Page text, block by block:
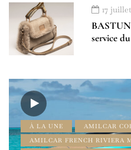
17
service
À LA UNE
AMILCAR
AMILCAR FRENCH RIVIERA